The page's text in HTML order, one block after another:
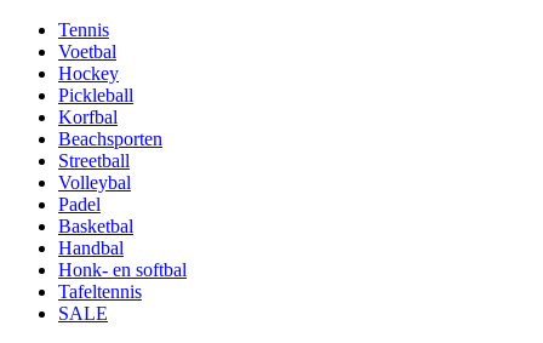
Tennis
Voetbal
Hockey
Pickleball
Korfbal
Beachsporten
Streetball
Volleybal
Padel
Basketbal
Handbal
Honk- en softbal
Tafeltennis
SALE